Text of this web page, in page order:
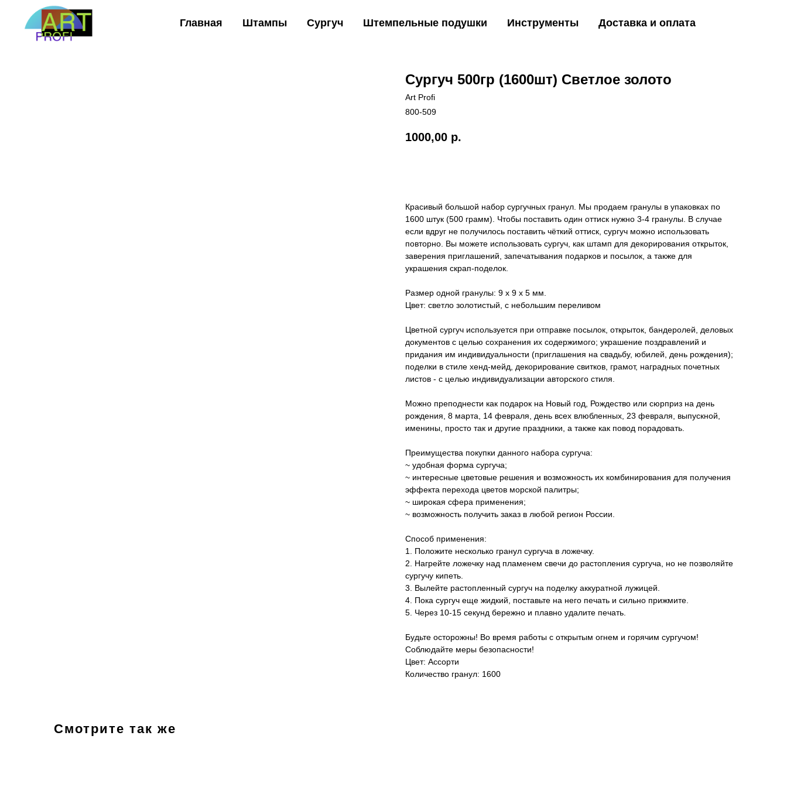
Главная Штампы Сургуч Штемпельные подушки Инструменты Доставка и оплата
Сургуч 500гр (1600шт) Светлое золото
Art Profi
800-509
1000,00 р.
Красивый большой набор сургучных гранул. Мы продаем гранулы в упаковках по
1600 штук (500 грамм). Чтобы поставить один оттиск нужно 3-4 гранулы. В случае
если вдруг не получилось поставить чёткий оттиск, сургуч можно использовать
повторно. Вы можете использовать сургуч, как штамп для декорирования открыток,
заверения приглашений, запечатывания подарков и посылок, а также для
украшения скрап-поделок.
Размер одной гранулы: 9 х 9 х 5 мм.
Цвет: светло золотистый, с небольшим переливом
Цветной сургуч используется при отправке посылок, открыток, бандеролей, деловых
документов с целью сохранения их содержимого; украшение поздравлений и
придания им индивидуальности (приглашения на свадьбу, юбилей, день рождения);
поделки в стиле хенд-мейд, декорирование свитков, грамот, наградных почетных
листов - с целью индивидуализации авторского стиля.
Можно преподнести как подарок на Новый год, Рождество или сюрприз на день
рождения, 8 марта, 14 февраля, день всех влюбленных, 23 февраля, выпускной,
именины, просто так и другие праздники, а также как повод порадовать.
Преимущества покупки данного набора сургуча:
~ удобная форма сургуча;
~ интересные цветовые решения и возможность их комбинирования для получения
эффекта перехода цветов морской палитры;
~ широкая сфера применения;
~ возможность получить заказ в любой регион России.
Способ применения:
1. Положите несколько гранул сургуча в ложечку.
2. Нагрейте ложечку над пламенем свечи до растопления сургуча, но не позволяйте
сургучу кипеть.
3. Вылейте растопленный сургуч на поделку аккуратной лужицей.
4. Пока сургуч еще жидкий, поставьте на него печать и сильно прижмите.
5. Через 10-15 секунд бережно и плавно удалите печать.
Будьте осторожны! Во время работы с открытым огнем и горячим сургучом!
Соблюдайте меры безопасности!
Цвет: Ассорти
Количество гранул: 1600
Смотрите так же